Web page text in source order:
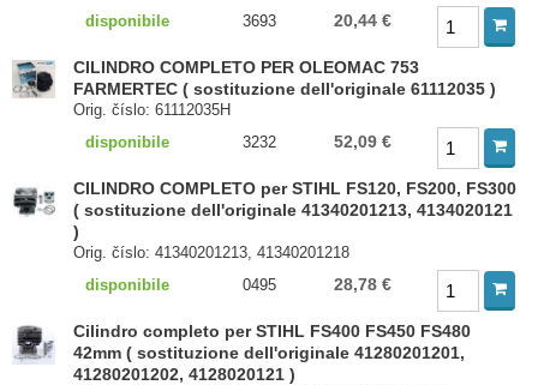
disponibile 3693 20,44 €
CILINDRO COMPLETO PER OLEOMAC 753
FARMERTEC ( sostituzione dell'originale 61112035 )
Orig. číslo: 61112035H
disponibile
3232 52,09 €
CILINDRO COMPLETO per STIHL FS120, FS200, FS300
( sostituzione dell'originale 41340201213, 4134020121
)
Orig. číslo: 41340201213, 41340201218
disponibile
0495 28,78 €
Cilindro completo per STIHL FS400 FS450 FS480
42mm ( sostituzione dell'originale 41280201201,
41280201202, 4128020121 )